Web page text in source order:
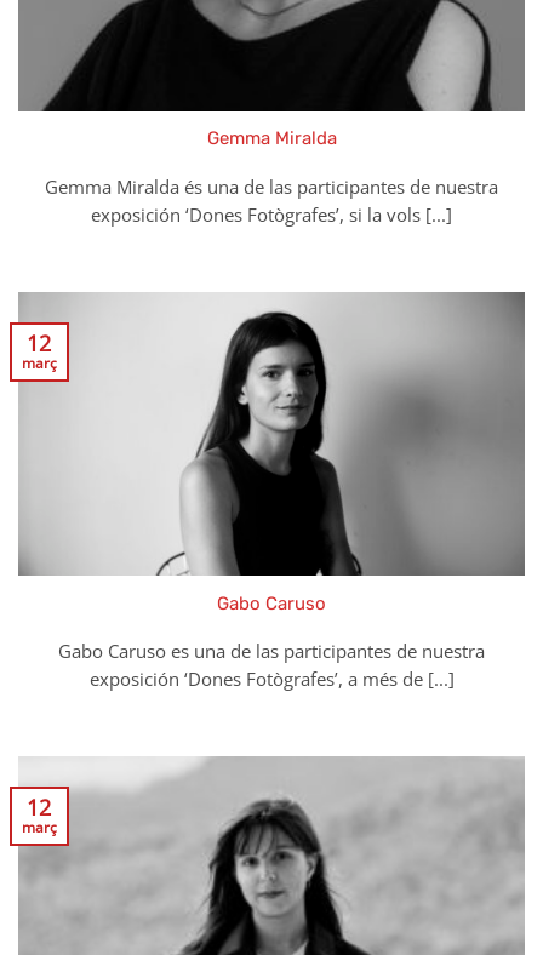
Gemma Miralda
Gemma Miralda és una de las participantes de nuestra
exposición ‘Dones Fotògrafes’, si la vols [...]
Gabo Caruso
Gabo Caruso es una de las participantes de nuestra
exposición ‘Dones Fotògrafes’, a més de [...]
12
març
12
març